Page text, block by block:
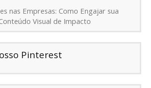
nas Empresas: Como Engajar sua
Visual de Impacto
Pinterest